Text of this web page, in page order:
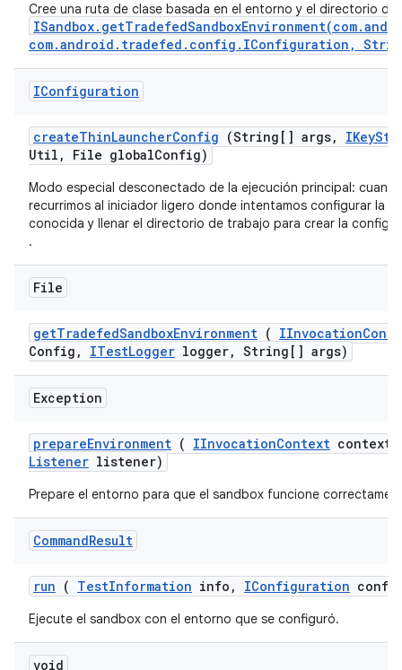
Cree una ruta de clase basada en el entorno y el directorio
com.android.tradefed.config.IConfiguration,
IConfiguration
createThinLauncherConfig (String[] args, IKey
Util , File globalConfig)
Modo especial desconectado de la ejecución principal:
recurrimos al iniciador ligero donde intentamos configurar la
conocida y llenar el directorio de trabajo para crear la
.
File
getTradefedSandboxEnvironment ( IInvocation
Config , ITestLogger logger, String[] args)
Exception
prepareEnvironment ( IInvocationContext context
Listener listener)
Prepare el entorno para que el sandbox funcione
CommandResult
run ( TestInformation info , IConfiguration
Ejecute el sandbox con el entorno que se configuró.
void